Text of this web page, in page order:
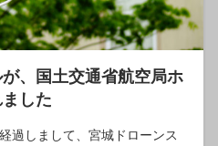
、国土交通省航空局ホ
した
過しまして、宮城ドローンス